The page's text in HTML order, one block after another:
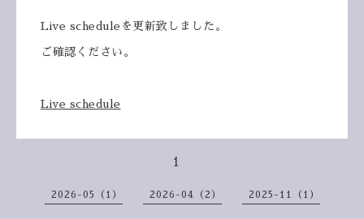
Live scheduleを更新致しました。
ご確認ください。
Live schedule
1
2026-05（1） 2026-04（2） 2025-11（1）